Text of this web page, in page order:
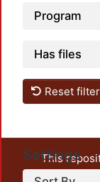
Program
Has files
Reset
Settings
This
unrestricted